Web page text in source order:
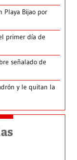
Playa Bijao por
primer día de
señalado de
y le quitan la